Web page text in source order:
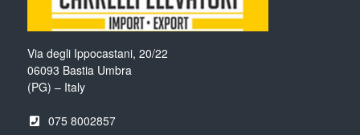
Via degli Ippocastani, 20/22
06093 Bastia Umbra
(PG) – Italy
075 8002857